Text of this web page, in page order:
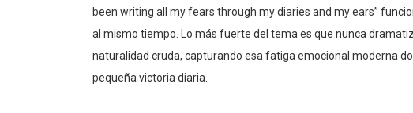
been writing all my fears through my diaries and my ears”
al mismo tiempo. Lo más fuerte del tema es que nunca
naturalidad cruda, capturando esa fatiga emocional moderna
pequeña victoria diaria.